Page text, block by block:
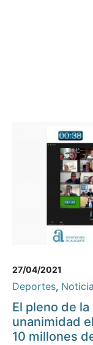
27/04/2021
Deportes,
El pleno de
unanimidad
10 millones